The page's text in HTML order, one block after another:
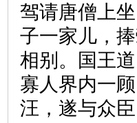
驾请唐僧上
子一家儿，
相别。国王
寡人界内一
汪，遂与